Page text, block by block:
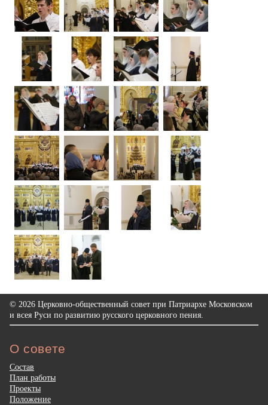
© 2026 Церковно-общественный совет при Патриархе Московском
и всея Руси по развитию русского церковного пения.
О совете
Состав
План работы
Проекты
Положение